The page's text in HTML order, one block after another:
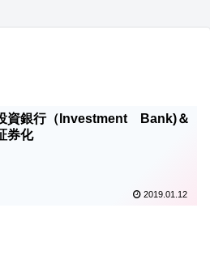
資銀行（Investment Bank)＆
券化
2019.01.12